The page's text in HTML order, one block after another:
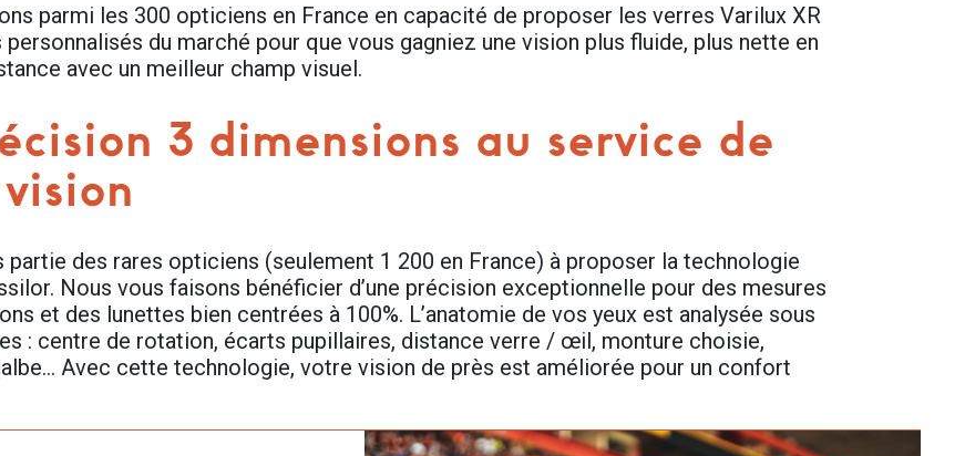
parmi les 300 opticiens en France en capacité de proposer les verres Varilux XR
personnalisés du marché pour que vous gagniez une vision plus fluide, plus nette en
avec un meilleur champ visuel.
3 dimensions au service de
partie des rares opticiens (seulement 1 200 en France) à proposer la technologie
Nous vous faisons bénéficier d’une précision exceptionnelle pour des mesures
et des lunettes bien centrées à 100%. L’anatomie de vos yeux est analysée sous
: centre de rotation, écarts pupillaires, distance verre / œil, monture choisie,
Avec cette technologie, votre vision de près est améliorée pour un confort